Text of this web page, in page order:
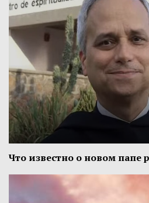
Что известно о новом папе